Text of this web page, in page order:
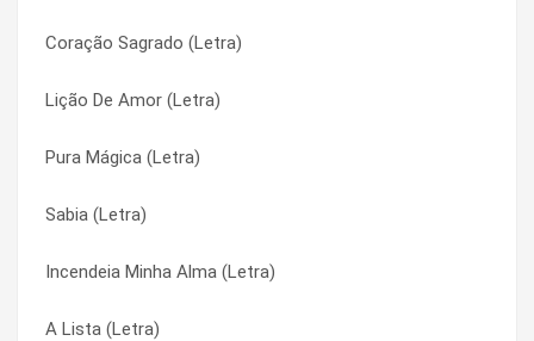
Coração Sagrado (Letra)
Lição De Amor (Letra)
Pura Mágica (Letra)
Sabia (Letra)
Incendeia Minha Alma (Letra)
A Lista (Letra)
Meu Abrigo (Letra)
Me Espera (Letra)
Maria e o Anjo (Letra)
Marcas na Alma (Letra)
Marcas Do Eterno (Letra)
Mais Perto (Letra)
Nada Poderá (Letra)
Nada Poderá (Letra)
Não Desista do Amor (Letra)
Não Desista do Amor (Letra)
Não É Tarde (Letra)
Não É Tarde (Letra)